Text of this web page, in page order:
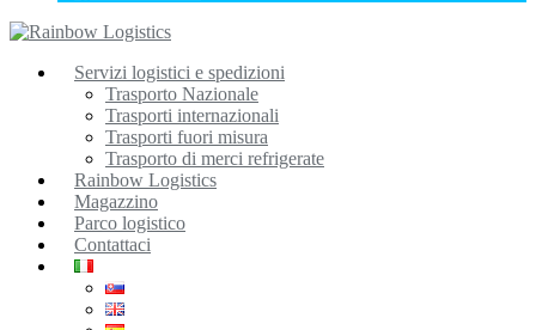
Servizi logistici e spedizioni
Trasporto Nazionale
Trasporti internazionali
Trasporti fuori misura
Trasporto di merci refrigerate
Rainbow Logistics
Magazzino
Parco logistico
Contattaci